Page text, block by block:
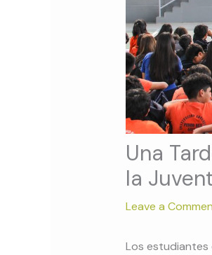
Una
la
Leave a
Los estudiantes